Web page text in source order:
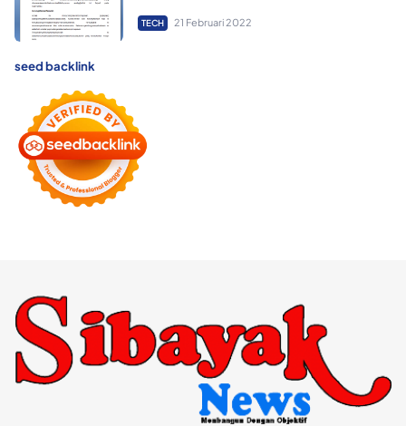
TECH 21 Februari 2022
seed backlink